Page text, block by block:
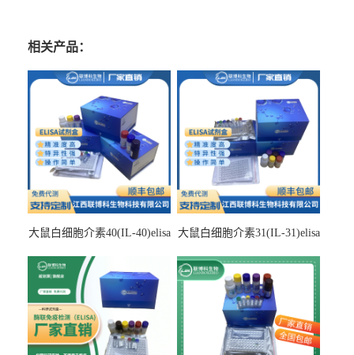
相关产品：
大鼠白细胞介素40(IL-40)elisa
大鼠白细胞介素31(IL-31)elisa